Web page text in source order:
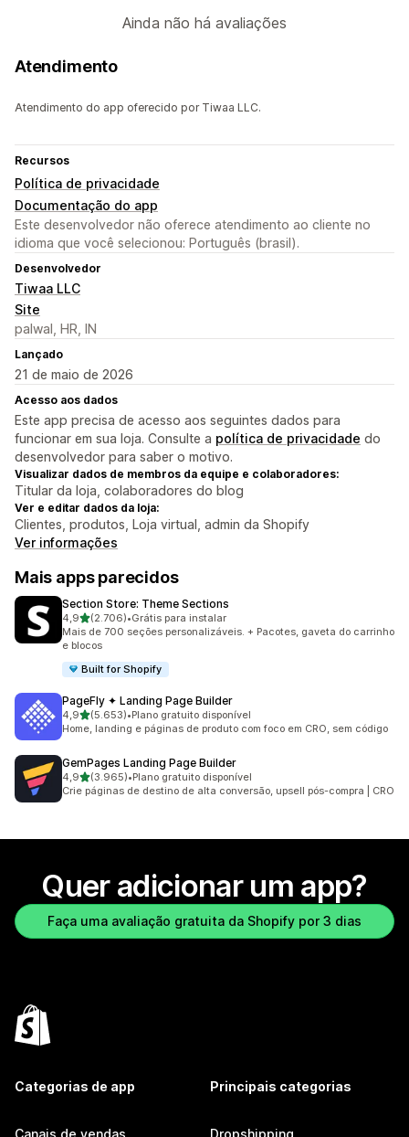
Ainda não há avaliações
Atendimento
Atendimento do app oferecido por Tiwaa LLC.
Recursos
Política de privacidade
Documentação do app
Este desenvolvedor não oferece atendimento ao cliente no
idioma que você selecionou: Português (brasil).
Desenvolvedor
Tiwaa LLC
Site
palwal, HR, IN
Lançado
21 de maio de 2026
Acesso aos dados
Este app precisa de acesso aos seguintes dados para
funcionar em sua loja. Consulte a política de privacidade do
desenvolvedor para saber o motivo.
Visualizar dados de membros da equipe e colaboradores:
Titular da loja, colaboradores do blog
Ver e editar dados da loja:
Clientes, produtos, Loja virtual, admin da Shopify
Ver informações
Mais apps parecidos
Section Store: Theme Sections
4,9de 5 estrelas
(2.706)
2706 avaliações ao todo
•Grátis para instalar
Mais de 700 seções personalizáveis. + Pacotes, gaveta do carrinho
e blocos
Built for Shopify
PageFly ✦ Landing Page Builder
4,9de 5 estrelas
(5.653)
5653 avaliações ao todo
•Plano gratuito disponível
Home, landing e páginas de produto com foco em CRO, sem código
GemPages Landing Page Builder
4,9de 5 estrelas
(3.965)
3965 avaliações ao todo
•Plano gratuito disponível
Crie páginas de destino de alta conversão, upsell pós-compra | CRO
Quer adicionar um app?
Faça uma avaliação gratuita da Shopify por 3 dias
Categorias de app Principais categorias